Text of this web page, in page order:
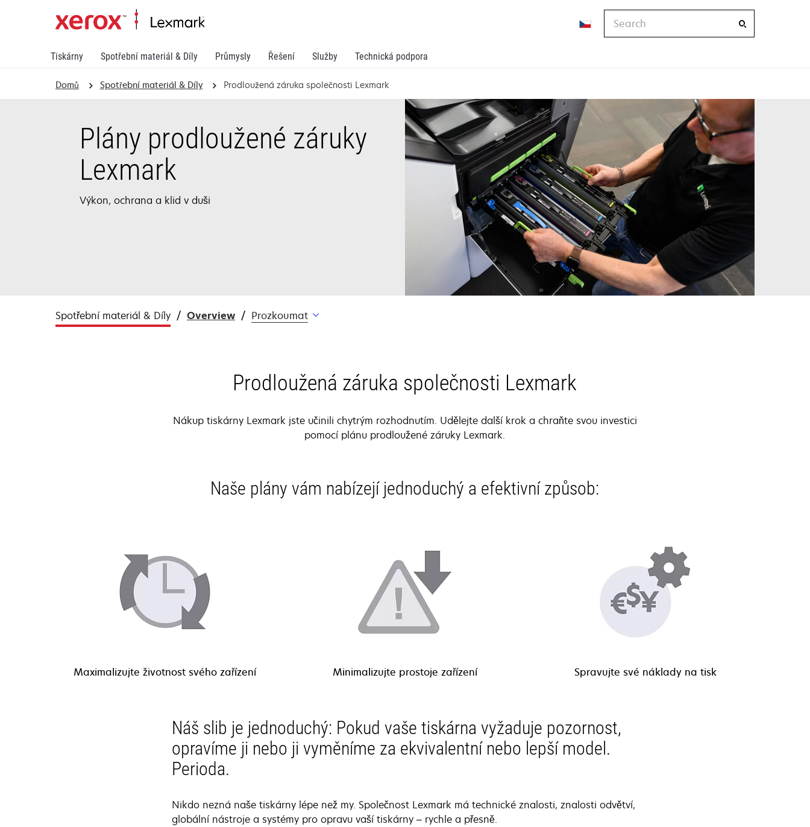
Tiskárny Spotřební materiál & Díly Průmysly Řešení Služby Technická podpora
Domů Spotřební materiál & Díly Prodloužená záruka společnosti Lexmark
Plány prodloužené záruky
Lexmark
Výkon, ochrana a klid v duši
Spotřební materiál & Díly Overview Prozkoumat
Prodloužená záruka společnosti Lexmark
Nákup tiskárny Lexmark jste učinili chytrým rozhodnutím. Udělejte další krok a chraňte svou investici
pomocí plánu prodloužené záruky Lexmark.
Naše plány vám nabízejí jednoduchý a efektivní způsob:
Maximalizujte životnost svého zařízení Minimalizujte prostoje zařízení Spravujte své náklady na tisk
Náš slib je jednoduchý: Pokud vaše tiskárna vyžaduje pozornost,
opravíme ji nebo ji vyměníme za ekvivalentní nebo lepší model.
Perioda.
Nikdo nezná naše tiskárny lépe než my. Společnost Lexmark má technické znalosti, znalosti odvětví,
globální nástroje a systémy pro opravu vaší tiskárny – rychle a přesně.